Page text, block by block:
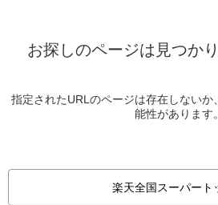
お探しのページは見つか
指定されたURLのページは存在しない
能性があります。
楽天全国スーパート